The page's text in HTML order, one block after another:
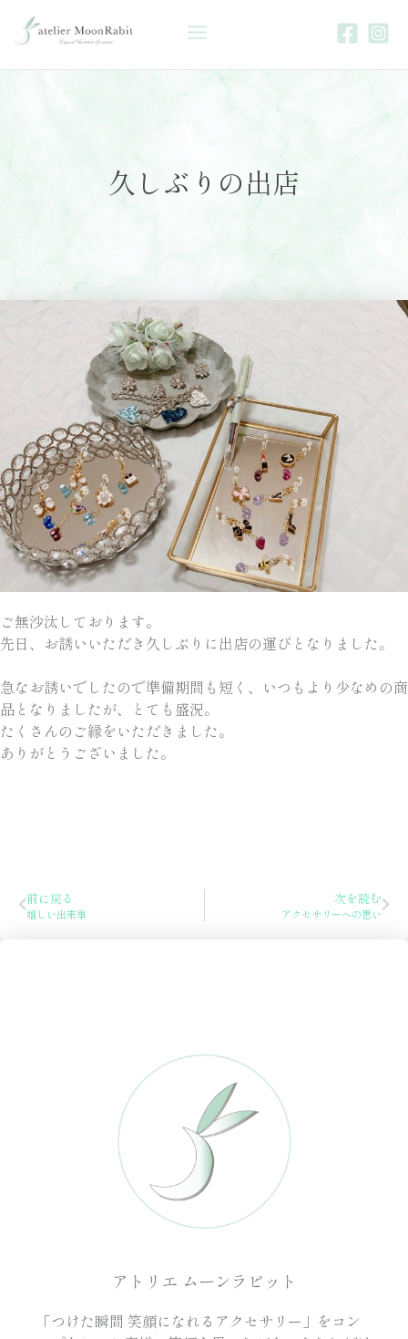
ス
Main
久しぶりの出店
ご無沙汰しております。
先日、お誘いいただき久しぶりに出店の運びとなりました。
急なお誘いでしたので準備期間も短く、いつもより少なめの商
品となりましたが、とても盛況。
たくさんのご縁をいただきました。
ありがとうございました。
前に戻る
嬉しい出来事
次を読む
アクセサリーへの思い
アトリエ ムーンラビット
「つけた瞬間 笑顔になれるアクセサリー」をコン